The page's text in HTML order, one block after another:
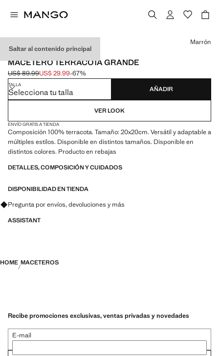
Saltar al contenido principal
MADE IN PORTUGAL
MACETERO TERRACOTA GRANDE
Precio inicial tachado [US$ 89.99 ]
US$ 89.99
Precio actual [US$ 29.99 ]
US$ 29.99-67%
Selecciona un color
Marrón
TALLA
Selecciona tu talla AÑADIR
VER LOOK
ENVÍO GRATIS A TIENDA
Composición 100% terracota. Tamaño: 20x20cm. Versátil y adaptable a
múltiples estilos. Disponible en distintos tamaños. Disponible en
distintos colores. Producto en rebajas
DETALLES, COMPOSICIÓN Y CUIDADOS
DISPONIBILIDAD EN TIENDA
Pregunta por envíos, devoluciones y más
ASSISTANT
HOME MACETEROS
Recibe promociones exclusivas, ventas privadas y novedades
E-mail